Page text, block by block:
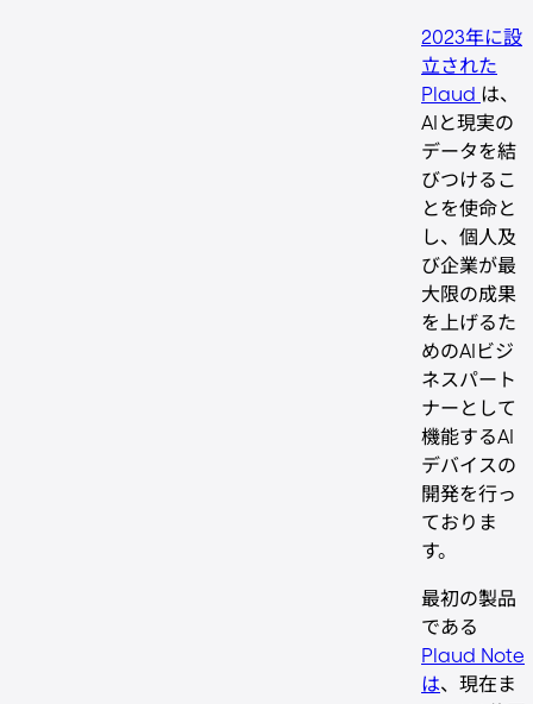
2023年に設
立された
Plaud は、
AIと現実の
データを結
びつけるこ
とを使命と
し、個人及
び企業が最
大限の成果
を上げるた
めのAIビジ
ネスパート
ナーとして
機能するAI
デバイスの
開発を行っ
ておりま
す。
最初の製品
である
Plaud Note
は、現在ま